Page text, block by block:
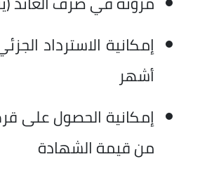
أشهر
من قيمة الشهادة